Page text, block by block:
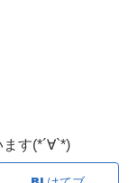
す(*´∀`*)